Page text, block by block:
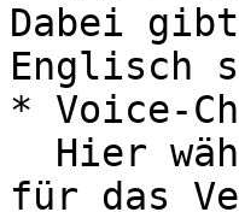
Dabei
Englisch
* Voice-
für das